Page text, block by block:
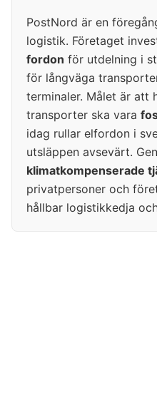
PostNord är en
logistik. Företaget
fordon för utdelning i
för långväga
terminaler. Målet är att
transporter ska vara
idag rullar elfordon i
utsläppen avsevärt.
klimatkompenserade
privatpersoner och
hållbar logistikkedja